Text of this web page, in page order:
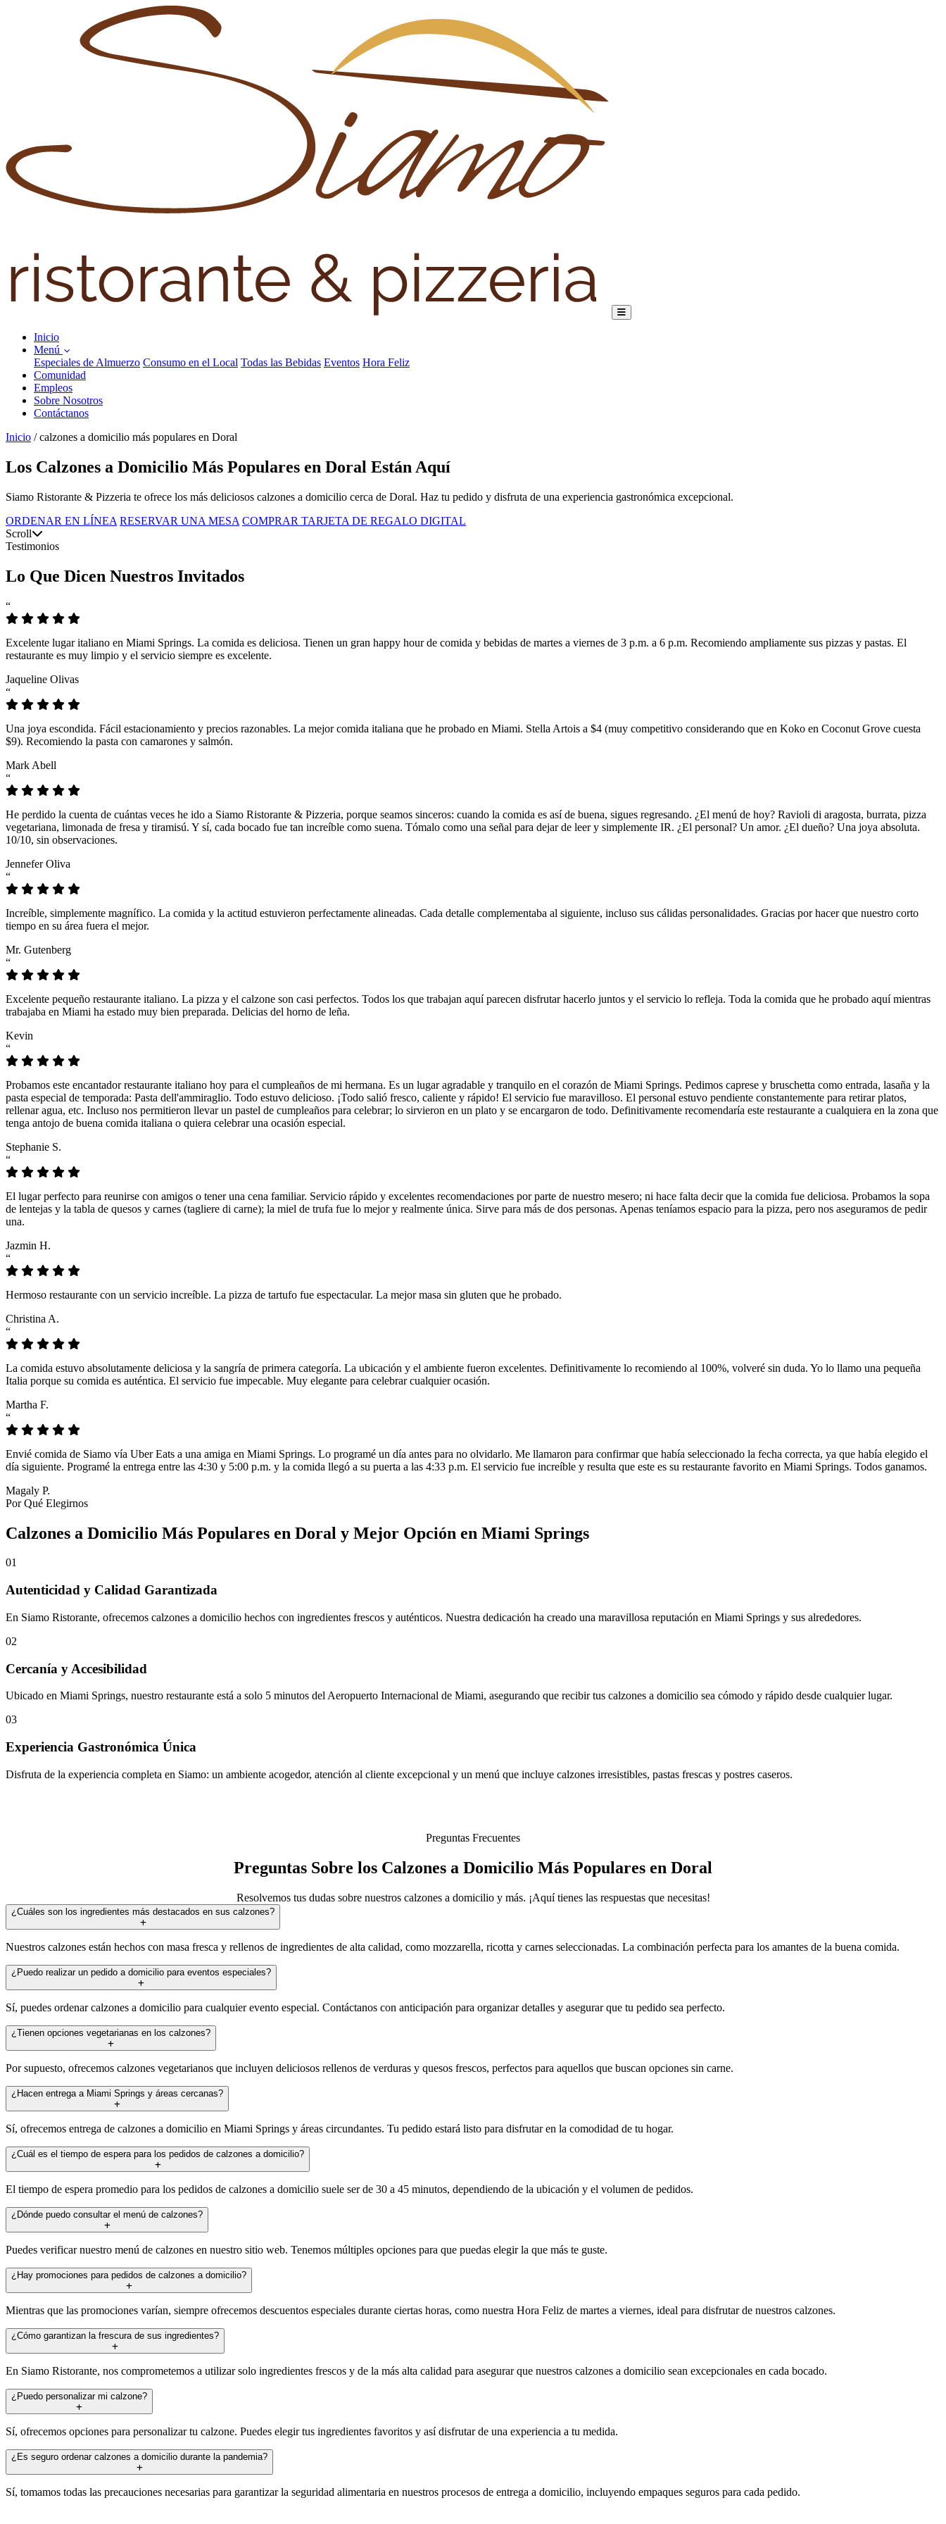
Inicio
Menú
Especiales de Almuerzo Consumo en el Local Todas las Bebidas Eventos Hora Feliz
Comunidad
Empleos
Sobre Nosotros
Contáctanos
Inicio / calzones a domicilio más populares en Doral
Los Calzones a Domicilio Más Populares en Doral Están Aquí
Siamo Ristorante & Pizzeria te ofrece los más deliciosos calzones a domicilio cerca de Doral. Haz tu pedido y disfruta de una experiencia gastronómica excepcional.
ORDENAR EN LÍNEA RESERVAR UNA MESA COMPRAR TARJETA DE REGALO DIGITAL
Scroll
Testimonios
Lo Que Dicen Nuestros Invitados
“
Excelente lugar italiano en Miami Springs. La comida es deliciosa. Tienen un gran happy hour de comida y bebidas de martes a viernes de 3 p.m. a 6 p.m. Recomiendo ampliamente sus pizzas y pastas. El
restaurante es muy limpio y el servicio siempre es excelente.
Jaqueline Olivas
“
Una joya escondida. Fácil estacionamiento y precios razonables. La mejor comida italiana que he probado en Miami. Stella Artois a $4 (muy competitivo considerando que en Koko en Coconut Grove cuesta
$9). Recomiendo la pasta con camarones y salmón.
Mark Abell
“
He perdido la cuenta de cuántas veces he ido a Siamo Ristorante & Pizzeria, porque seamos sinceros: cuando la comida es así de buena, sigues regresando. ¿El menú de hoy? Ravioli di aragosta, burrata, pizza
vegetariana, limonada de fresa y tiramisú. Y sí, cada bocado fue tan increíble como suena. Tómalo como una señal para dejar de leer y simplemente IR. ¿El personal? Un amor. ¿El dueño? Una joya absoluta.
10/10, sin observaciones.
Jennefer Oliva
“
Increíble, simplemente magnífico. La comida y la actitud estuvieron perfectamente alineadas. Cada detalle complementaba al siguiente, incluso sus cálidas personalidades. Gracias por hacer que nuestro corto
tiempo en su área fuera el mejor.
Mr. Gutenberg
“
Excelente pequeño restaurante italiano. La pizza y el calzone son casi perfectos. Todos los que trabajan aquí parecen disfrutar hacerlo juntos y el servicio lo refleja. Toda la comida que he probado aquí mientras
trabajaba en Miami ha estado muy bien preparada. Delicias del horno de leña.
Kevin
“
Probamos este encantador restaurante italiano hoy para el cumpleaños de mi hermana. Es un lugar agradable y tranquilo en el corazón de Miami Springs. Pedimos caprese y bruschetta como entrada, lasaña y la
pasta especial de temporada: Pasta dell'ammiraglio. Todo estuvo delicioso. ¡Todo salió fresco, caliente y rápido! El servicio fue maravilloso. El personal estuvo pendiente constantemente para retirar platos,
rellenar agua, etc. Incluso nos permitieron llevar un pastel de cumpleaños para celebrar; lo sirvieron en un plato y se encargaron de todo. Definitivamente recomendaría este restaurante a cualquiera en la zona que
tenga antojo de buena comida italiana o quiera celebrar una ocasión especial.
Stephanie S.
“
El lugar perfecto para reunirse con amigos o tener una cena familiar. Servicio rápido y excelentes recomendaciones por parte de nuestro mesero; ni hace falta decir que la comida fue deliciosa. Probamos la sopa
de lentejas y la tabla de quesos y carnes (tagliere di carne); la miel de trufa fue lo mejor y realmente única. Sirve para más de dos personas. Apenas teníamos espacio para la pizza, pero nos aseguramos de pedir
una.
Jazmin H.
“
Hermoso restaurante con un servicio increíble. La pizza de tartufo fue espectacular. La mejor masa sin gluten que he probado.
Christina A.
“
La comida estuvo absolutamente deliciosa y la sangría de primera categoría. La ubicación y el ambiente fueron excelentes. Definitivamente lo recomiendo al 100%, volveré sin duda. Yo lo llamo una pequeña
Italia porque su comida es auténtica. El servicio fue impecable. Muy elegante para celebrar cualquier ocasión.
Martha F.
“
Envié comida de Siamo vía Uber Eats a una amiga en Miami Springs. Lo programé un día antes para no olvidarlo. Me llamaron para confirmar que había seleccionado la fecha correcta, ya que había elegido el
día siguiente. Programé la entrega entre las 4:30 y 5:00 p.m. y la comida llegó a su puerta a las 4:33 p.m. El servicio fue increíble y resulta que este es su restaurante favorito en Miami Springs. Todos ganamos.
Magaly P.
Por Qué Elegirnos
Calzones a Domicilio Más Populares en Doral y Mejor Opción en Miami Springs
01
Autenticidad y Calidad Garantizada
En Siamo Ristorante, ofrecemos calzones a domicilio hechos con ingredientes frescos y auténticos. Nuestra dedicación ha creado una maravillosa reputación en Miami Springs y sus alrededores.
02
Cercanía y Accesibilidad
Ubicado en Miami Springs, nuestro restaurante está a solo 5 minutos del Aeropuerto Internacional de Miami, asegurando que recibir tus calzones a domicilio sea cómodo y rápido desde cualquier lugar.
03
Experiencia Gastronómica Única
Disfruta de la experiencia completa en Siamo: un ambiente acogedor, atención al cliente excepcional y un menú que incluye calzones irresistibles, pastas frescas y postres caseros.
Preguntas Frecuentes
Preguntas Sobre los Calzones a Domicilio Más Populares en Doral
Resolvemos tus dudas sobre nuestros calzones a domicilio y más. ¡Aquí tienes las respuestas que necesitas!
¿Cuáles son los ingredientes más destacados en sus calzones?
Nuestros calzones están hechos con masa fresca y rellenos de ingredientes de alta calidad, como mozzarella, ricotta y carnes seleccionadas. La combinación perfecta para los amantes de la buena comida.
¿Puedo realizar un pedido a domicilio para eventos especiales?
Sí, puedes ordenar calzones a domicilio para cualquier evento especial. Contáctanos con anticipación para organizar detalles y asegurar que tu pedido sea perfecto.
¿Tienen opciones vegetarianas en los calzones?
Por supuesto, ofrecemos calzones vegetarianos que incluyen deliciosos rellenos de verduras y quesos frescos, perfectos para aquellos que buscan opciones sin carne.
¿Hacen entrega a Miami Springs y áreas cercanas?
Sí, ofrecemos entrega de calzones a domicilio en Miami Springs y áreas circundantes. Tu pedido estará listo para disfrutar en la comodidad de tu hogar.
¿Cuál es el tiempo de espera para los pedidos de calzones a domicilio?
El tiempo de espera promedio para los pedidos de calzones a domicilio suele ser de 30 a 45 minutos, dependiendo de la ubicación y el volumen de pedidos.
¿Dónde puedo consultar el menú de calzones?
Puedes verificar nuestro menú de calzones en nuestro sitio web. Tenemos múltiples opciones para que puedas elegir la que más te guste.
¿Hay promociones para pedidos de calzones a domicilio?
Mientras que las promociones varían, siempre ofrecemos descuentos especiales durante ciertas horas, como nuestra Hora Feliz de martes a viernes, ideal para disfrutar de nuestros calzones.
¿Cómo garantizan la frescura de sus ingredientes?
En Siamo Ristorante, nos comprometemos a utilizar solo ingredientes frescos y de la más alta calidad para asegurar que nuestros calzones a domicilio sean excepcionales en cada bocado.
¿Puedo personalizar mi calzone?
Sí, ofrecemos opciones para personalizar tu calzone. Puedes elegir tus ingredientes favoritos y así disfrutar de una experiencia a tu medida.
¿Es seguro ordenar calzones a domicilio durante la pandemia?
Sí, tomamos todas las precauciones necesarias para garantizar la seguridad alimentaria en nuestros procesos de entrega a domicilio, incluyendo empaques seguros para cada pedido.